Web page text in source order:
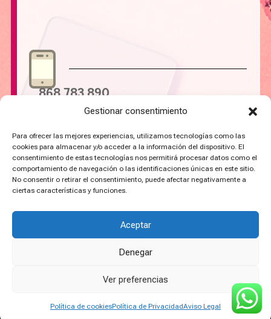
Gestionar consentimiento
Para ofrecer las mejores experiencias, utilizamos tecnologías como las
cookies para almacenar y/o acceder a la información del dispositivo. El
consentimiento de estas tecnologías nos permitirá procesar datos como el
comportamiento de navegación o las identificaciones únicas en este sitio.
No consentir o retirar el consentimiento, puede afectar negativamente a
ciertas características y funciones.
Aceptar
Denegar
Ver preferencias
Política de cookiesPolítica de PrivacidadAviso Legal
868 783 890
Condiciones de compra
Política de Devoluciones